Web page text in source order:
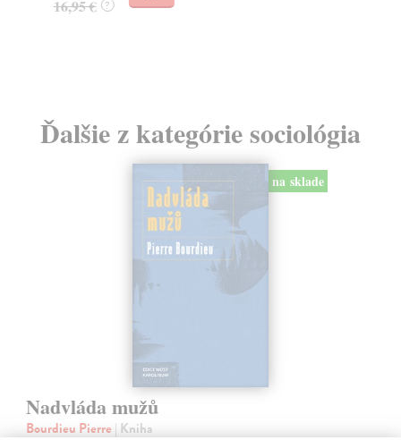
16,95 € ?
Ďalšie z kategórie sociológia
na sklade
Nadvláda mužů
Bourdieu Pierre| Kniha